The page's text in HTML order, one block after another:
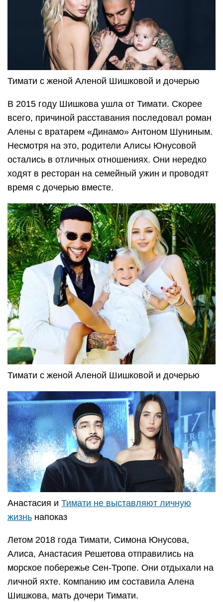
Тимати с женой Аленой Шишковой и дочерью
В 2015 году Шишкова ушла от Тимати. Скорее
всего, причиной расставания последовал роман
Алены с вратарем «Динамо» Антоном Шуниным.
Несмотря на это, родители Алисы Юнусовой
остались в отличных отношениях. Они нередко
ходят в ресторан на семейный ужин и проводят
время с дочерью вместе.
Тимати с женой Аленой Шишковой и дочерью
Анастасия и Тимати не выставляют личную
жизнь напоказ
Летом 2018 года Тимати, Симона Юнусова,
Алиса, Анастасия Решетова отправились на
морское побережье Сен-Тропе. Они отдыхали на
личной яхте. Компанию им составила Алена
Шишкова, мать дочери Тимати.